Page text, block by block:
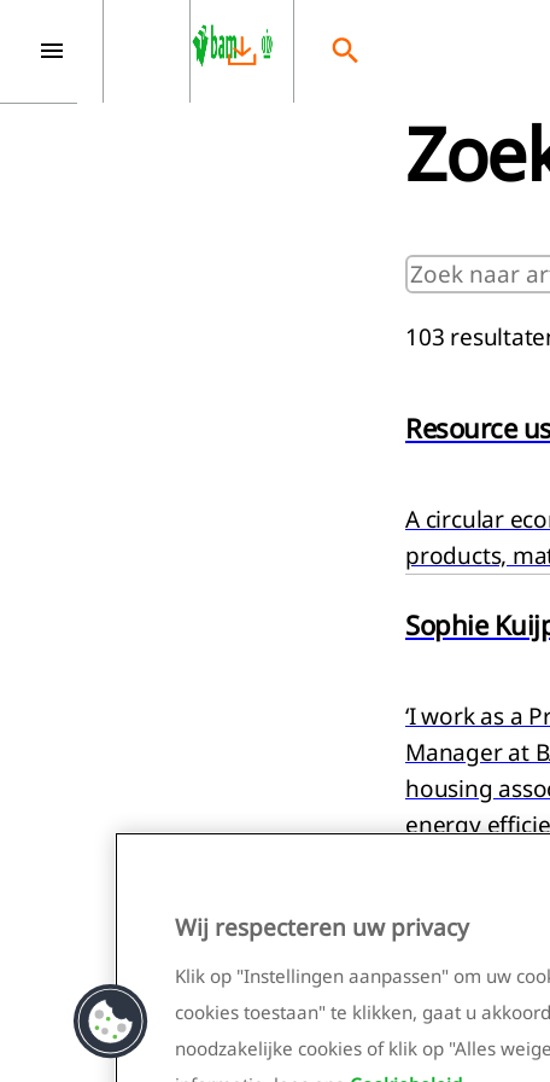
103
Resource
A circular
products,
Sophie
‘I work as a
Manager at
housing
energy
1 2 3
Wij respecteren uw privacy
Klik op "Instellingen aanpassen" om uw
cookies toestaan" te klikken, gaat u
noodzakelijke cookies of klik op "Alles